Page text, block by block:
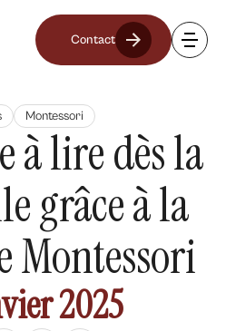
Contact
Montessori
à lire dès la
grâce à la
Montessori
2025